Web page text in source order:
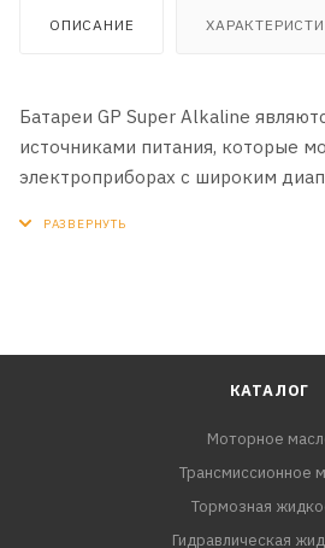
ОПИСАНИЕ
Батареи GP Super Alkaline
источниками питания, которые
электроприборах с широким
КАТАЛОГ
Моторное
Трансмиссионное
Тормозная
Гидравлическая